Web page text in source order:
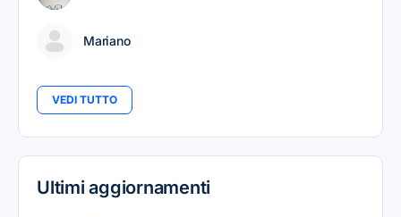
Mariano
VEDI TUTTO
Ultimi aggiornamenti